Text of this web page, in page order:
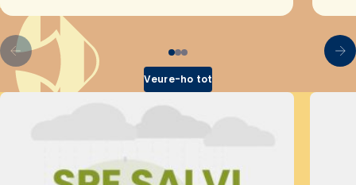
Veure-ho tot